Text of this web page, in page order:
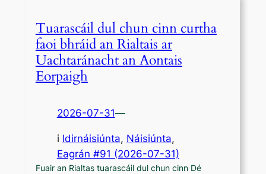
Tuarascáil dul chun cinn curtha
faoi bhráid an Rialtais ar
Uachtaránacht an Aontais
Eorpaigh
2026-07-31—
i Idirnáisiúnta, Náisiúnta,
Eagrán #91 (2026-07-31)
Fuair an Rialtas tuarascáil dul chun cinn Dé